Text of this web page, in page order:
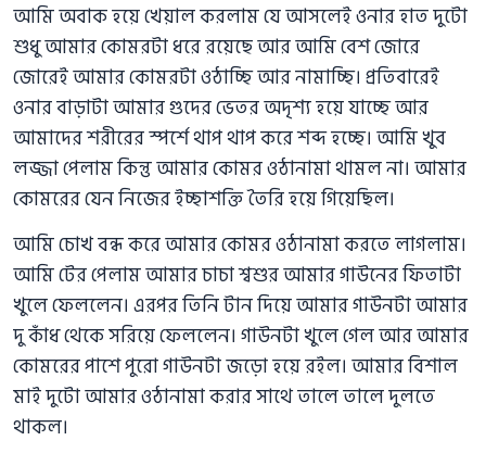
আমি অবাক হয়ে খেয়াল করলাম যে আসলেই ওনার হাত দুটো
শুধু আমার কোমরটা ধরে রয়েছে আর আমি বেশ জোরে
জোরেই আমার কোমরটা ওঠাচ্ছি আর নামাচ্ছি। প্রতিবারেই
ওনার বাড়াটা আমার গুদের ভেতর অদৃশ্য হয়ে যাচ্ছে আর
আমাদের শরীরের স্পর্শে থাপ থাপ করে শব্দ হচ্ছে। আমি খুব
লজ্জা পেলাম কিন্তু আমার কোমর ওঠানামা থামল না। আমার
কোমরের যেন নিজের ইচ্ছাশক্তি তৈরি হয়ে গিয়েছিল।
আমি চোখ বন্ধ করে আমার কোমর ওঠানামা করতে লাগলাম।
আমি টের পেলাম আমার চাচা শ্বশুর আমার গাউনের ফিতাটা
খুলে ফেললেন। এরপর তিনি টান দিয়ে আমার গাউনটা আমার
দু কাঁধ থেকে সরিয়ে ফেললেন। গাউনটা খুলে গেল আর আমার
কোমরের পাশে পুরো গাউনটা জড়ো হয়ে রইল। আমার বিশাল
মাই দুটো আমার ওঠানামা করার সাথে তালে তালে দুলতে
থাকল।